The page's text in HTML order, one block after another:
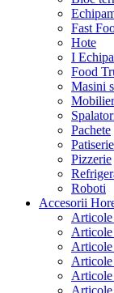
Fast
Hote
I
Food
Masini
Pachete
Pizzerie
Roboti
Accesorii
Articole
Articole
Articole
Articole